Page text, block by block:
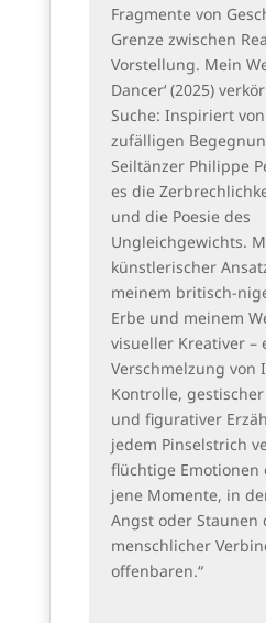
Fragmente von
Grenze zwischen
Vorstellung. Mein
Dancer‘ (2025)
Suche: Inspiriert
zufälligen
Seiltänzer Philippe
es die
und die Poesie des
Ungleichgewichts.
künstlerischer
meinem britisch-
Erbe und meinem
visueller Kreativer –
Verschmelzung von
Kontrolle,
und figurativer
jedem Pinselstrich
flüchtige Emotionen
jene Momente, in
Angst oder Staunen
menschlicher
offenbaren.“